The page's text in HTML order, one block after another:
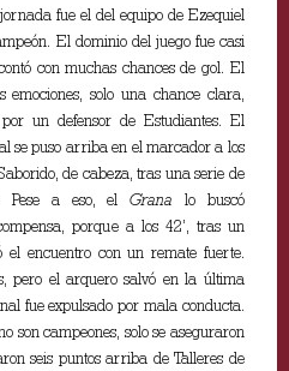
fue el del equipo de Ezequiel
El dominio del juego fue casi
con muchas chances de gol. El
solo una chance clara,
un defensor de Estudiantes. El
se puso arriba en el marcador a los
de cabeza, tras una serie de
Pese a eso, elGrana lo buscó
porque a los 42’, tras un
el encuentro con un remate fuerte.
pero el arquero salvó en la última
fue expulsado por mala conducta.
son campeones, solo se aseguraron
seis puntos arriba de Talleres de